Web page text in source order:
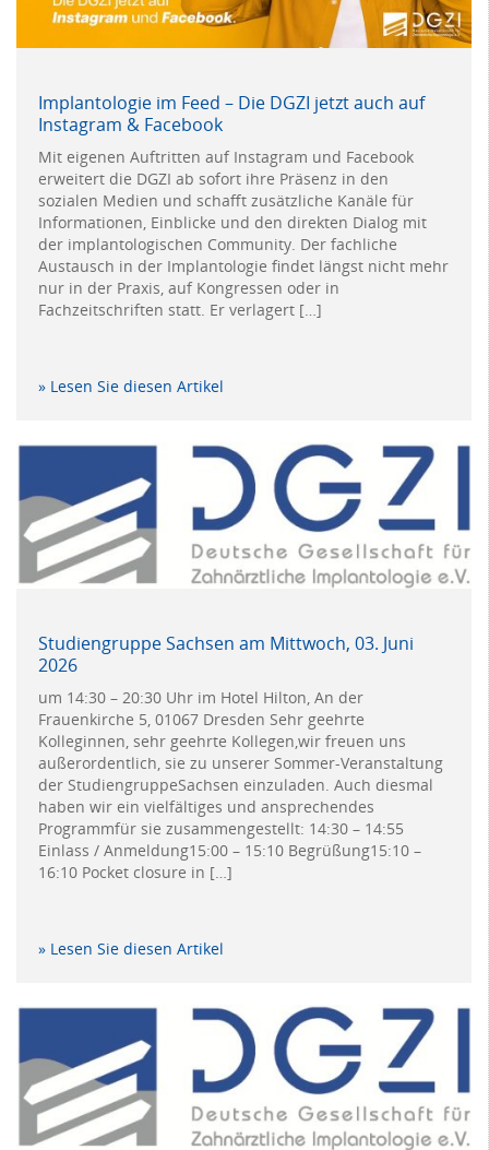
Implantologie im Feed – Die DGZI jetzt auch auf
Instagram & Facebook
Mit eigenen Auftritten auf Instagram und Facebook
erweitert die DGZI ab sofort ihre Präsenz in den
sozialen Medien und schafft zusätzliche Kanäle für
Informationen, Einblicke und den direkten Dialog mit
der implantologischen Community. Der fachliche
Austausch in der Implantologie findet längst nicht mehr
nur in der Praxis, auf Kongressen oder in
Fachzeitschriften statt. Er verlagert […]
» Lesen Sie diesen Artikel
Studiengruppe Sachsen am Mittwoch, 03. Juni
2026
um 14:30 – 20:30 Uhr im Hotel Hilton, An der
Frauenkirche 5, 01067 Dresden Sehr geehrte
Kolleginnen, sehr geehrte Kollegen,wir freuen uns
außerordentlich, sie zu unserer Sommer-Veranstaltung
der StudiengruppeSachsen einzuladen. Auch diesmal
haben wir ein vielfältiges und ansprechendes
Programmfür sie zusammengestellt: 14:30 – 14:55
Einlass / Anmeldung15:00 – 15:10 Begrüßung15:10 –
16:10 Pocket closure in […]
» Lesen Sie diesen Artikel